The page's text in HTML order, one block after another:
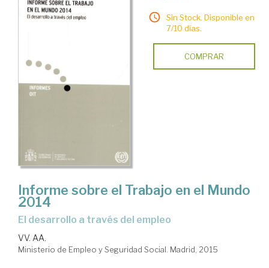
Sin Stock. Disponible en
7/10 días.
COMPRAR
Informe sobre el Trabajo en el Mundo
2014
el desarrollo a través del empleo
VV. AA.
Ministerio de Empleo y Seguridad Social. Madrid, 2015